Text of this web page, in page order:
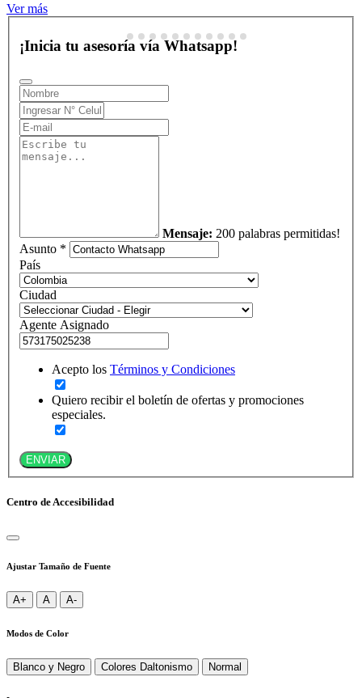
Ver más
¡Inicia tu asesoría vía Whatsapp!
Mensaje: 200 palabras permitidas!
Asunto *
País
Ciudad
Agente Asignado
Acepto los Términos y Condiciones
Quiero recibir el boletín de ofertas y promociones
especiales.
ENVIAR
Centro de Accesibilidad
Ajustar Tamaño de Fuente
A+ A A-
Modos de Color
Blanco y Negro Colores Daltonismo Normal